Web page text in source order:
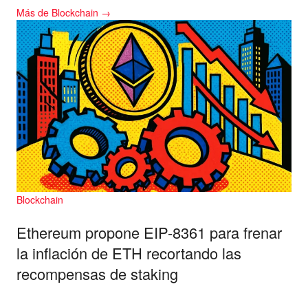
Más de Blockchain →
Blockchain
Ethereum propone EIP-8361 para frenar
la inflación de ETH recortando las
recompensas de staking